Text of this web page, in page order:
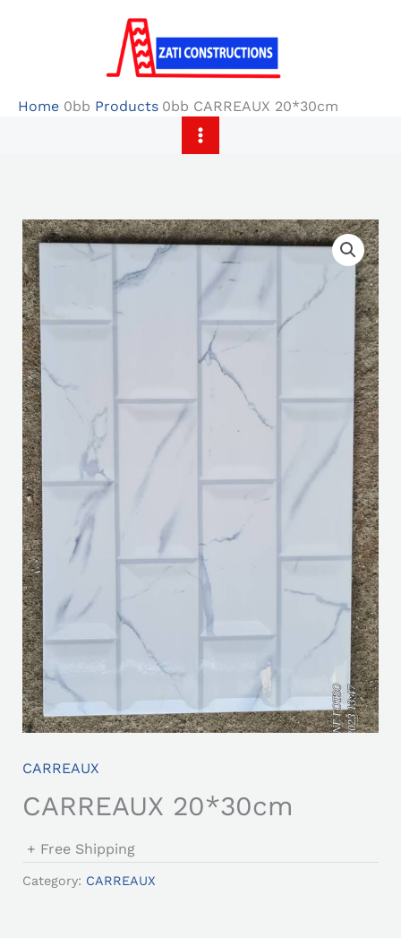
Home Products CARREAUX 20*30cm
CARREAUX
CARREAUX 20*30cm
+ Free Shipping
Category: CARREAUX